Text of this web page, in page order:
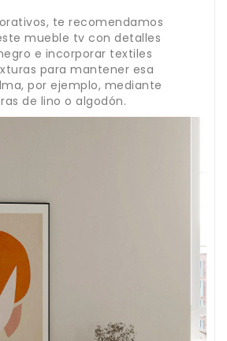
te recomendamos
mueble tv con detalles
e incorporar textiles
para mantener esa
por ejemplo, mediante
de lino o algodón.